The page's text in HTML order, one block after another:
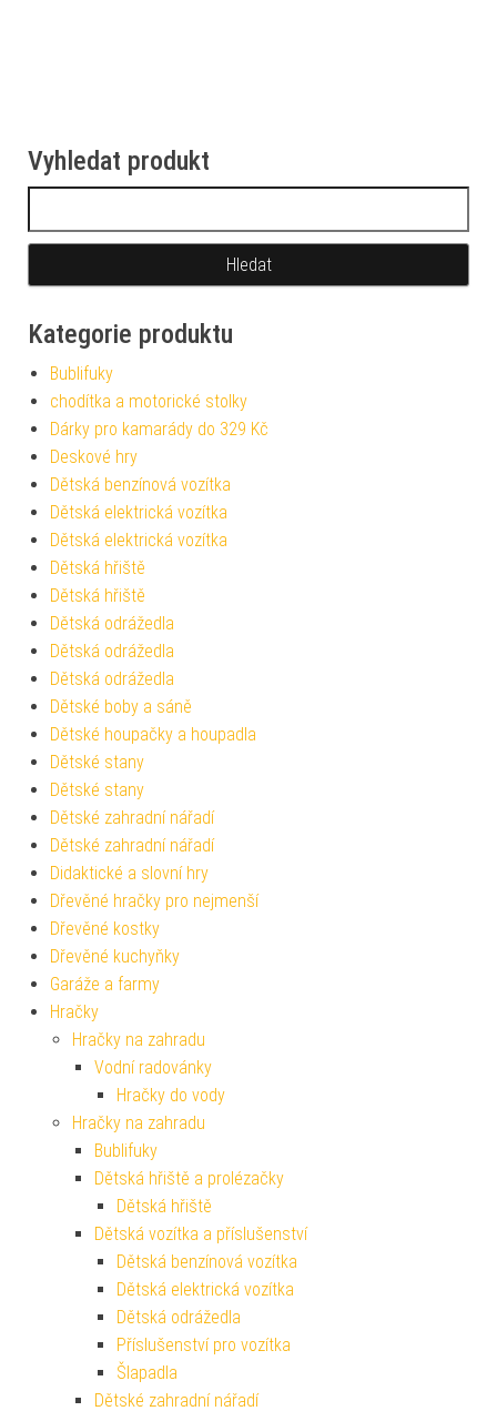
Vyhledat produkt
Kategorie produktu
Bublifuky
chodítka a motorické stolky
Dárky pro kamarády do 329 Kč
Deskové hry
Dětská benzínová vozítka
Dětská elektrická vozítka
Dětská elektrická vozítka
Dětská hřiště
Dětská hřiště
Dětská odrážedla
Dětská odrážedla
Dětská odrážedla
Dětské boby a sáně
Dětské houpačky a houpadla
Dětské stany
Dětské stany
Dětské zahradní nářadí
Dětské zahradní nářadí
Didaktické a slovní hry
Dřevěné hračky pro nejmenší
Dřevěné kostky
Dřevěné kuchyňky
Garáže a farmy
Hračky
Hračky na zahradu
Vodní radovánky
Hračky do vody
Hračky na zahradu
Bublifuky
Dětská hřiště a prolézačky
Dětská hřiště
Dětská vozítka a příslušenství
Dětská benzínová vozítka
Dětská elektrická vozítka
Dětská odrážedla
Příslušenství pro vozítka
Šlapadla
Dětské zahradní nářadí